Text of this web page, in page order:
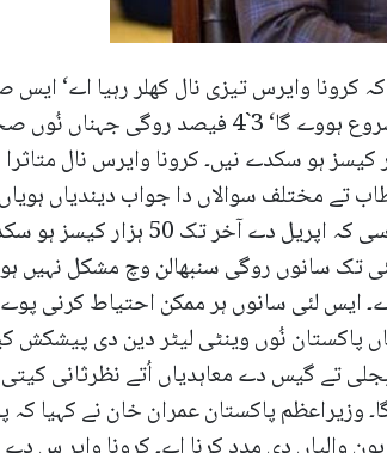
کرونا وایرس تیزی نال کھلر رہیا اے‘
ساریاں نُوں اِک مُٹھ ہون دی ضرورت اے‘ مئی دے ادھ توں ساڈا مشکل
دشواری ہو سکدی اے۔ اگلے ہفتے ملک وچ کرونا وایرس دے 15 ہزار کیسز ہو سکدے نیں۔
مختلف سوالاں دا جواب دیندیاں ہویاں
کہ وبائی روگ دے ماہرین سارے ڈیٹا دا جایزا لیندے نیں
حالے تک کیس اوس تیزی نال نہیں کھلرے۔ اوہناں دا کہنا سی کہ 15 مئی تک سانوں روگی
ایس لئی سانوں ہر ممکن احتیاط کرنی
پاکستان نُوں وینٹی لیٹر دین دی پیشکش
تے گیس دے معاہدیاں اُتے نظرثانی
وزیراعظم پاکستان عمران خان نے کہیا